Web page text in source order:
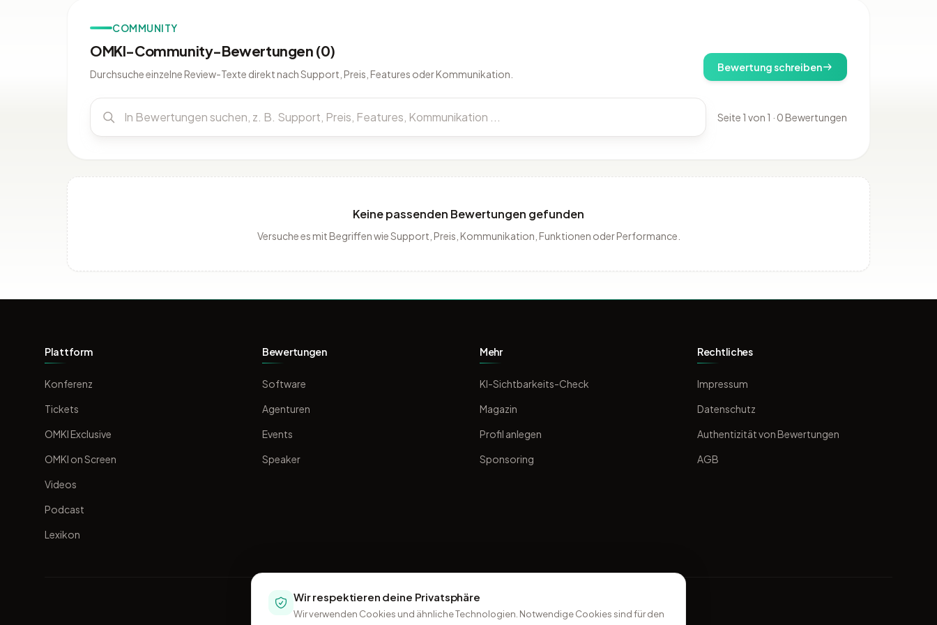
COMMUNITY
OMKI-Community-Bewertungen (0)
Durchsuche einzelne Review-Texte direkt nach Support, Preis, Features oder Kommunikation.
Bewertung schreiben
Seite 1 von 1 · 0 Bewertungen
Keine passenden Bewertungen gefunden
Versuche es mit Begriffen wie Support, Preis, Kommunikation, Funktionen oder Performance.
Plattform
Konferenz
Tickets
OMKI Exclusive
OMKI on Screen
Videos
Podcast
Lexikon
Bewertungen
Software
Agenturen
Events
Speaker
Mehr
KI-Sichtbarkeits-Check
Magazin
Profil anlegen
Sponsoring
Rechtliches
Impressum
Datenschutz
Authentizität von Bewertungen
AGB
Wir respektieren deine Privatsphäre
Wir verwenden Cookies und ähnliche Technologien. Notwendige Cookies sind für den